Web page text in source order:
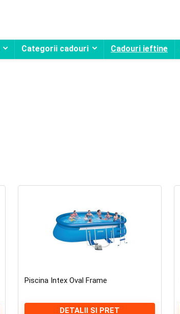
Categorii cadouri Cadouri ieftine
Piscina Intex Oval Frame
DETALII SI PRET